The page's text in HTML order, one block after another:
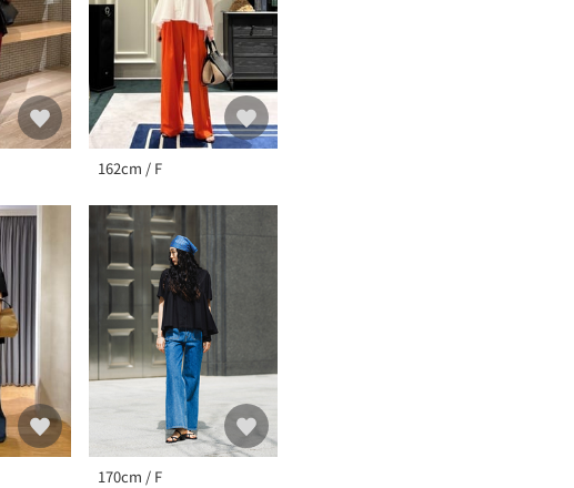
162cm / F
170cm / F